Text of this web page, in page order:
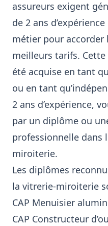
assureurs exigent
de 2 ans
métier pour accorder
meilleurs tarifs.
été acquise en tant
ou en tant
2 ans d’expérience,
par un diplôme ou
professionnelle dans
miroiterie.
Les diplômes
la vitrerie-miroiterie
CAP Menuisier
CAP Constructeur